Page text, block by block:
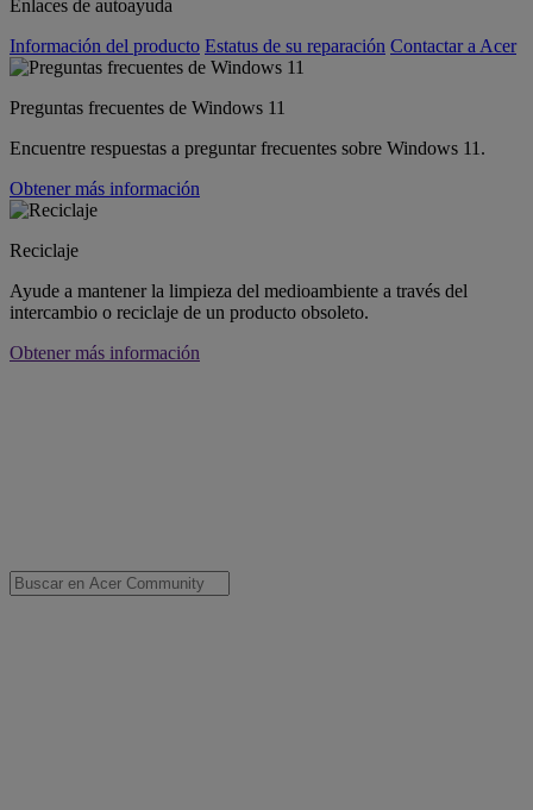
Enlaces de autoayuda
Información del producto Estatus de su reparación Contactar a Acer
Preguntas frecuentes de Windows 11
Encuentre respuestas a preguntar frecuentes sobre Windows 11.
Obtener más información
Reciclaje
Ayude a mantener la limpieza del medioambiente a través del
intercambio o reciclaje de un producto obsoleto.
Obtener más información